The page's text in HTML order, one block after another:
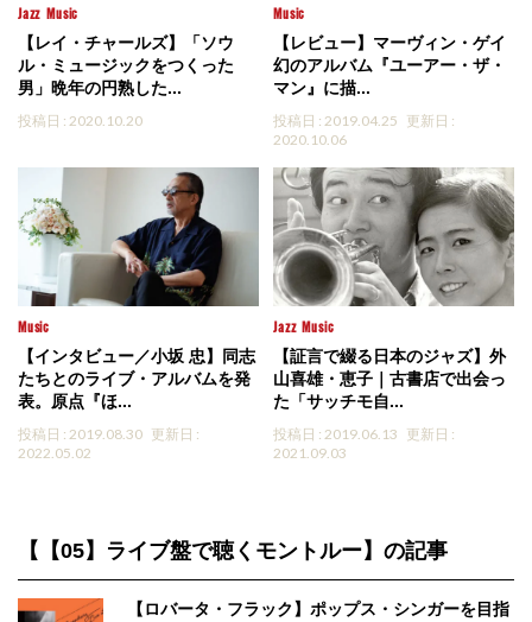
Jazz Music
【レイ・チャールズ】「ソウ
ル・ミュージックをつくった
男」晩年の円熟した...
投稿日 : 2020.10.20
Music
【レビュー】マーヴィン・ゲイ
幻のアルバム『ユーアー・ザ・
マン』に描...
投稿日 : 2019.04.25 更新日 :
2020.10.06
Music
【インタビュー／小坂 忠】同志
たちとのライブ・アルバムを発
表。原点『ほ...
投稿日 : 2019.08.30 更新日 :
2022.05.02
Jazz Music
【証言で綴る日本のジャズ】外
山喜雄・恵子｜古書店で出会っ
た「サッチモ自...
投稿日 : 2019.06.13 更新日 :
2021.09.03
【【05】ライブ盤で聴くモントルー】の記事
【ロバータ・フラック】ポップス・シンガーを目指